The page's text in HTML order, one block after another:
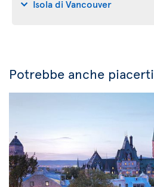
Isola di Vancouver
Potrebbe anche piacerti